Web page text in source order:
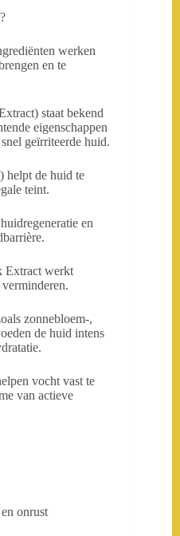
werken
en te
staat bekend
eigenschappen
geïrriteerde huid.
helpt de huid te
teint.
en
Extract werkt
zonnebloem-,
de huid intens
vocht vast te
van actieve
onrust